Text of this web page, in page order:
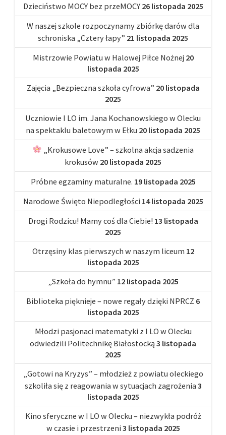
Dzieciństwo MOCY bez przeMOCY 26 listopada 2025
W naszej szkole rozpoczynamy zbiórkę darów dla
schroniska „Cztery łapy” 21 listopada 2025
Mistrzowie Powiatu w Halowej Piłce Nożnej 20
listopada 2025
Zajęcia „Bezpieczna szkoła cyfrowa” 20 listopada
2025
Uczniowie I LO im. Jana Kochanowskiego w Olecku
na spektaklu baletowym w Ełku 20 listopada 2025
„Krokusowe Love” – szkolna akcja sadzenia
krokusów 20 listopada 2025
Próbne egzaminy maturalne. 19 listopada 2025
Narodowe Święto Niepodległości 14 listopada 2025
Drogi Rodzicu! Mamy coś dla Ciebie! 13 listopada
2025
Otrzęsiny klas pierwszych w naszym liceum 12
listopada 2025
„Szkoła do hymnu” 12 listopada 2025
Biblioteka pięknieje – nowe regały dzięki NPRCZ 6
listopada 2025
Młodzi pasjonaci matematyki z I LO w Olecku
odwiedzili Politechnikę Białostocką 3 listopada
2025
„Gotowi na Kryzys” – młodzież z powiatu oleckiego
szkoliła się z reagowania w sytuacjach zagrożenia 3
listopada 2025
Kino sferyczne w I LO w Olecku – niezwykła podróż
w czasie i przestrzeni 3 listopada 2025